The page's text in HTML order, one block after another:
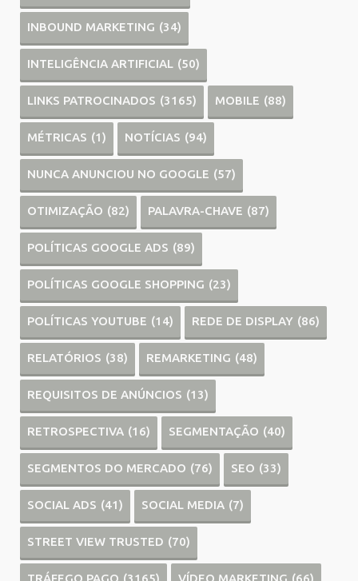
INBOUND MARKETING (34)
INTELIGÊNCIA ARTIFICIAL (50)
LINKS PATROCINADOS (3165) MOBILE (88)
MÉTRICAS (1) NOTÍCIAS (94)
NUNCA ANUNCIOU NO GOOGLE (57)
OTIMIZAÇÃO (82) PALAVRA-CHAVE (87)
POLÍTICAS GOOGLE ADS (89)
POLÍTICAS GOOGLE SHOPPING (23)
POLÍTICAS YOUTUBE (14) REDE DE DISPLAY (86)
RELATÓRIOS (38) REMARKETING (48)
REQUISITOS DE ANÚNCIOS (13)
RETROSPECTIVA (16) SEGMENTAÇÃO (40)
SEGMENTOS DO MERCADO (76) SEO (33)
SOCIAL ADS (41) SOCIAL MEDIA (7)
STREET VIEW TRUSTED (70)
TRÁFEGO PAGO (3165) VÍDEO MARKETING (66)